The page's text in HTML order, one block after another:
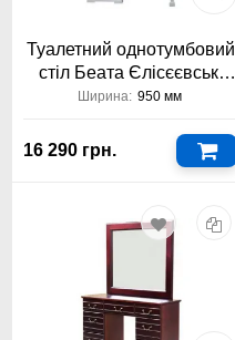
Туалетний однотумбовий
стіл Беата Єлісєєвські
Меблі
Ширина: 950 мм
16 290 грн.